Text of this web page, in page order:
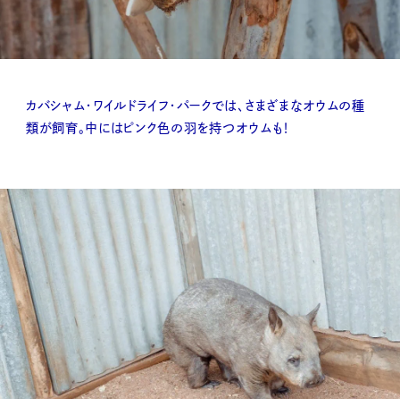
カバシャム・ワイルドライフ・パークでは、さまざまなオウムの種
類が飼育。中にはピンク色の羽を持つオウムも！